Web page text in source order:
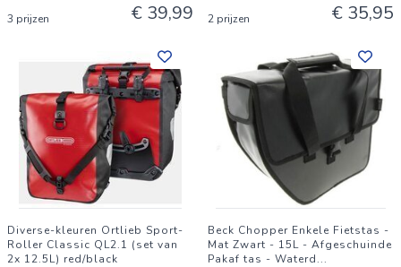
3 prijzen € 39,99 2 prijzen € 35,95
Diverse-kleuren Ortlieb Sport-
Roller Classic QL2.1 (set van
2x 12.5L) red/black
Beck Chopper Enkele Fietstas -
Mat Zwart - 15L - Afgeschuinde
Pakaf tas - Waterd...